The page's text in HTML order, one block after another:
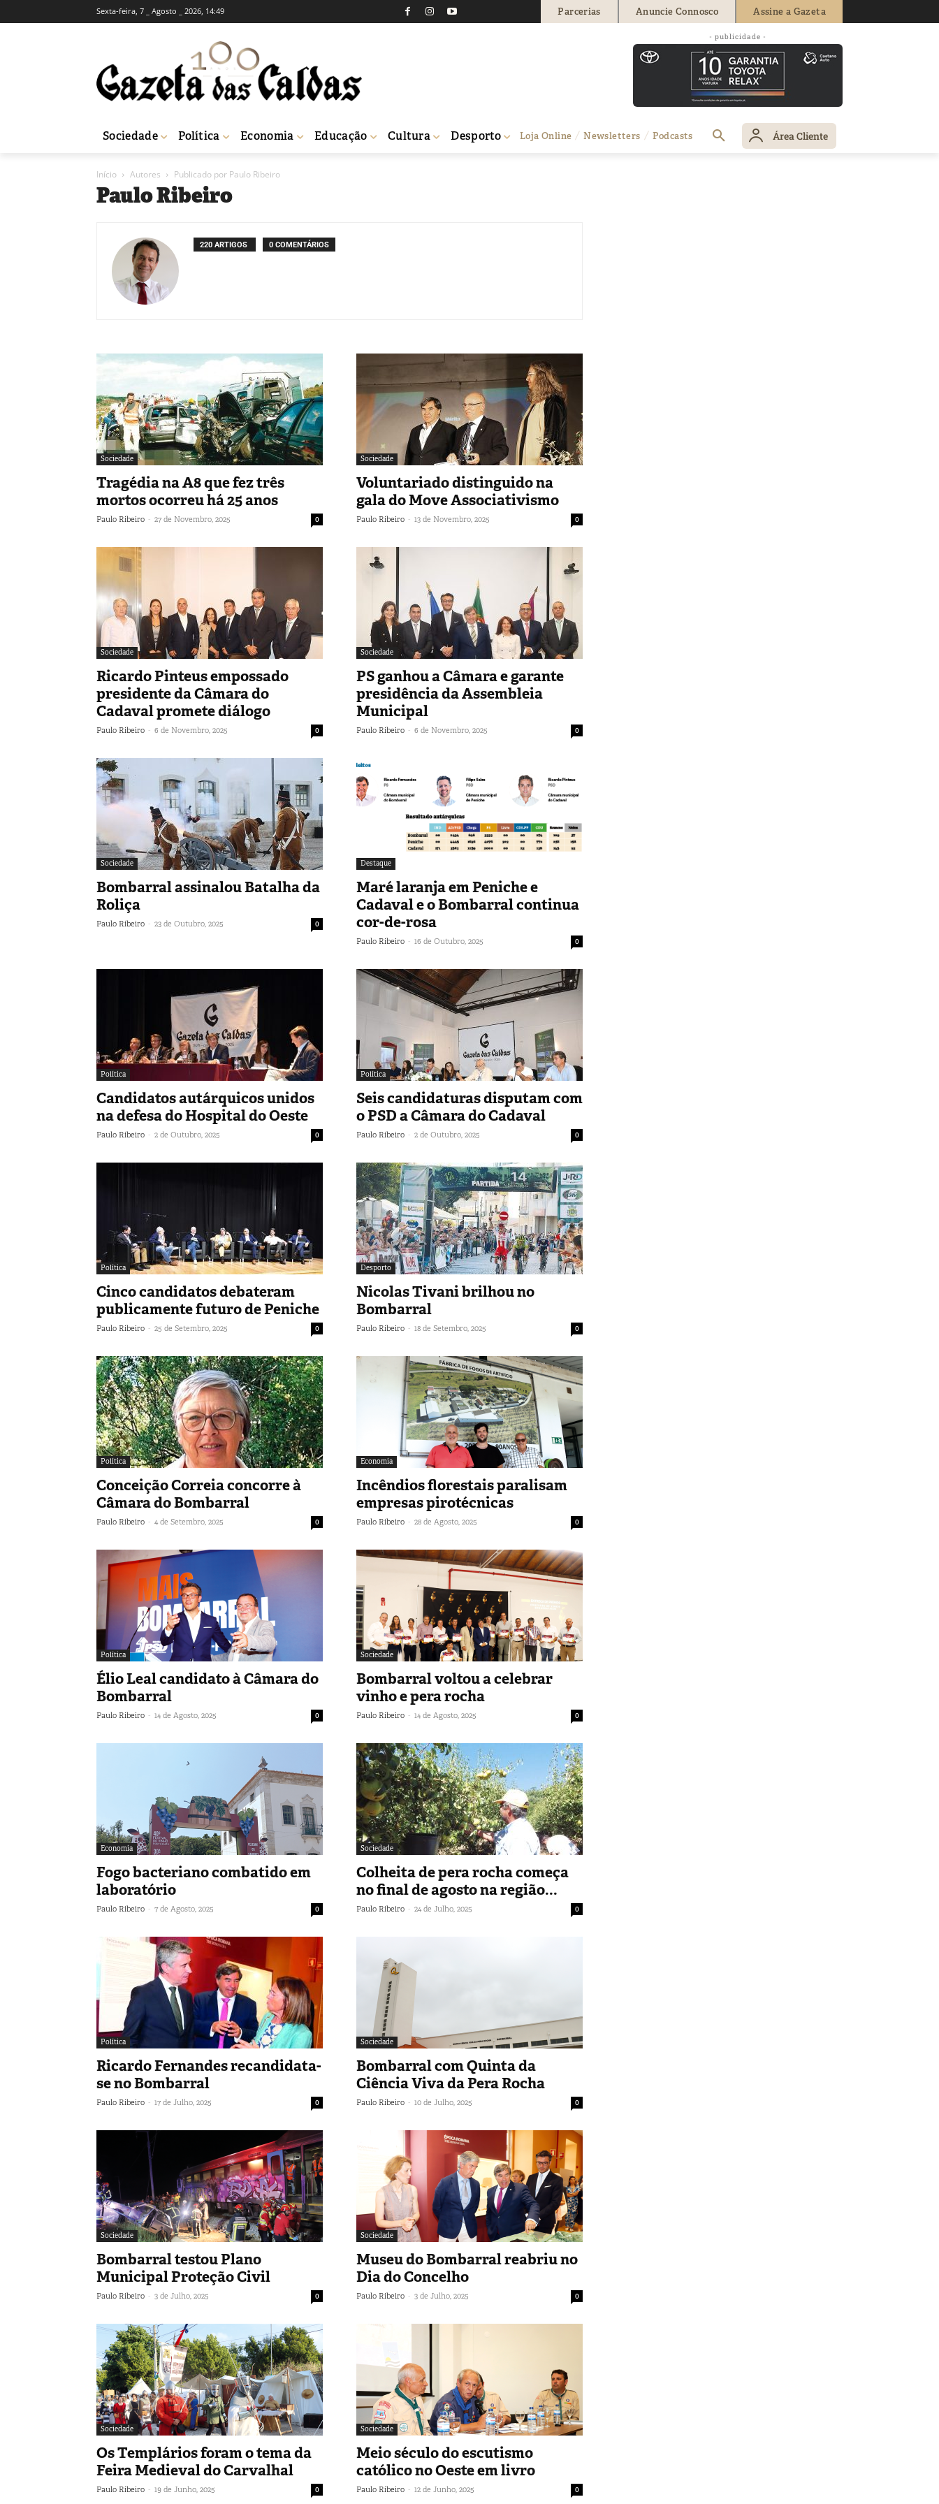
Sexta-feira, 7 _ Agosto _ 2026, 14:49 Parcerias Anuncie Connosco Assine a Gazeta
- publicidade -
Sociedade Política Economia Educação Cultura Desporto Loja Online Newsletters Podcasts Área Cliente
Início Autores Publicado por Paulo Ribeiro
Paulo Ribeiro
220 ARTIGOS 0 COMENTÁRIOS
Sociedade
Tragédia na A8 que fez três
mortos ocorreu há 25 anos
Paulo Ribeiro - 27 de Novembro, 2025 0
Sociedade
Voluntariado distinguido na
gala do Move Associativismo
Paulo Ribeiro - 13 de Novembro, 2025 0
Sociedade
Ricardo Pinteus empossado
presidente da Câmara do
Cadaval promete diálogo
Paulo Ribeiro - 6 de Novembro, 2025 0
Sociedade
PS ganhou a Câmara e garante
presidência da Assembleia
Municipal
Paulo Ribeiro - 6 de Novembro, 2025 0
Sociedade
Bombarral assinalou Batalha da
Roliça
Paulo Ribeiro - 23 de Outubro, 2025 0
Destaque
Maré laranja em Peniche e
Cadaval e o Bombarral continua
cor-de-rosa
Paulo Ribeiro - 16 de Outubro, 2025 0
Política
Candidatos autárquicos unidos
na defesa do Hospital do Oeste
Paulo Ribeiro - 2 de Outubro, 2025 0
Política
Seis candidaturas disputam com
o PSD a Câmara do Cadaval
Paulo Ribeiro - 2 de Outubro, 2025 0
Política
Cinco candidatos debateram
publicamente futuro de Peniche
Paulo Ribeiro - 25 de Setembro, 2025 0
Desporto
Nicolas Tivani brilhou no
Bombarral
Paulo Ribeiro - 18 de Setembro, 2025 0
Política
Conceição Correia concorre à
Câmara do Bombarral
Paulo Ribeiro - 4 de Setembro, 2025 0
Economia
Incêndios florestais paralisam
empresas pirotécnicas
Paulo Ribeiro - 28 de Agosto, 2025 0
Política
Élio Leal candidato à Câmara do
Bombarral
Paulo Ribeiro - 14 de Agosto, 2025 0
Sociedade
Bombarral voltou a celebrar
vinho e pera rocha
Paulo Ribeiro - 14 de Agosto, 2025 0
Economia
Fogo bacteriano combatido em
laboratório
Paulo Ribeiro - 7 de Agosto, 2025 0
Sociedade
Colheita de pera rocha começa
no final de agosto na região...
Paulo Ribeiro - 24 de Julho, 2025 0
Política
Ricardo Fernandes recandidata-
se no Bombarral
Paulo Ribeiro - 17 de Julho, 2025 0
Sociedade
Bombarral com Quinta da
Ciência Viva da Pera Rocha
Paulo Ribeiro - 10 de Julho, 2025 0
Sociedade
Bombarral testou Plano
Municipal Proteção Civil
Paulo Ribeiro - 3 de Julho, 2025 0
Sociedade
Museu do Bombarral reabriu no
Dia do Concelho
Paulo Ribeiro - 3 de Julho, 2025 0
Sociedade
Os Templários foram o tema da
Feira Medieval do Carvalhal
Paulo Ribeiro - 19 de Junho, 2025 0
Sociedade
Meio século do escutismo
católico no Oeste em livro
Paulo Ribeiro - 12 de Junho, 2025 0